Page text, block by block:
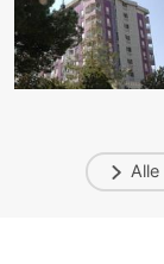
Alle